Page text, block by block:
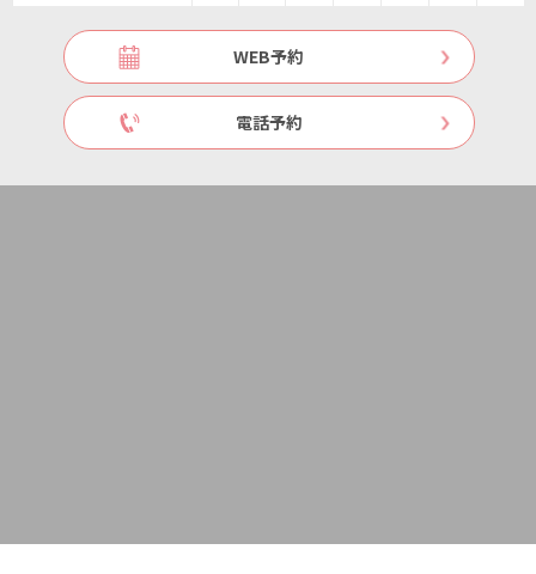
WEB予約
電話予約